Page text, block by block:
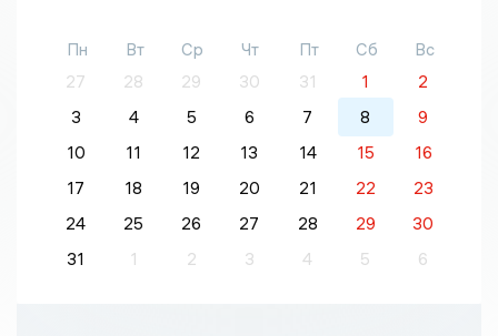
Пн Вт Ср Чт Пт Сб
Вс
27
28 29 30 31 1
2
3
4 5 6 7 8
9
10
11 12 13 14 15
16
17
18 19 20 21 22
23
24
25 26 27 28 29
30
31
1 2 3 4 5 6